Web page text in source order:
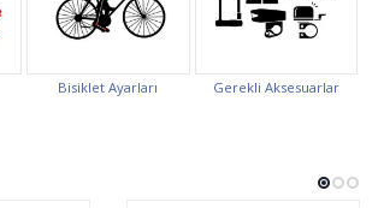
Bisiklet Ayarları Gerekli Aksesuarlar